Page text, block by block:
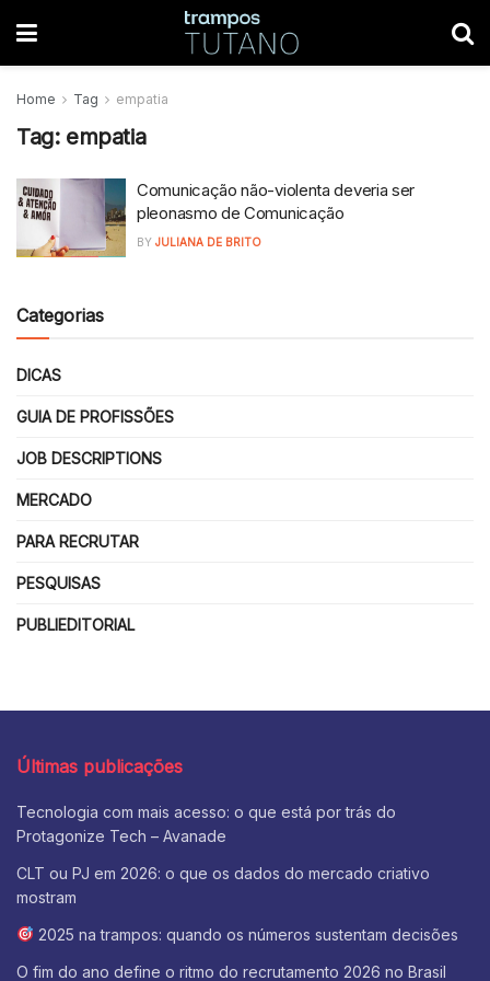
Home Tag empatia
Tag: empatia
Comunicação não-violenta deveria ser
pleonasmo de Comunicação
BY JULIANA DE BRITO
Categorias
DICAS
GUIA DE PROFISSÕES
JOB DESCRIPTIONS
MERCADO
PARA RECRUTAR
PESQUISAS
PUBLIEDITORIAL
Últimas publicações
Tecnologia com mais acesso: o que está por trás do
Protagonize Tech – Avanade
CLT ou PJ em 2026: o que os dados do mercado criativo
mostram
2025 na trampos: quando os números sustentam decisões
O fim do ano define o ritmo do recrutamento 2026 no Brasil